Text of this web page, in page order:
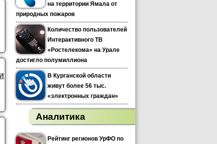
на территории Ямала от
природных пожаров
Количество пользователей
Интерактивного ТВ
«Ростелекома» на Урале
достигло полумиллиона
В Курганской области
живут более 56 тыс.
«электронных граждан»
Аналитика
Рейтинг регионов УрФО по